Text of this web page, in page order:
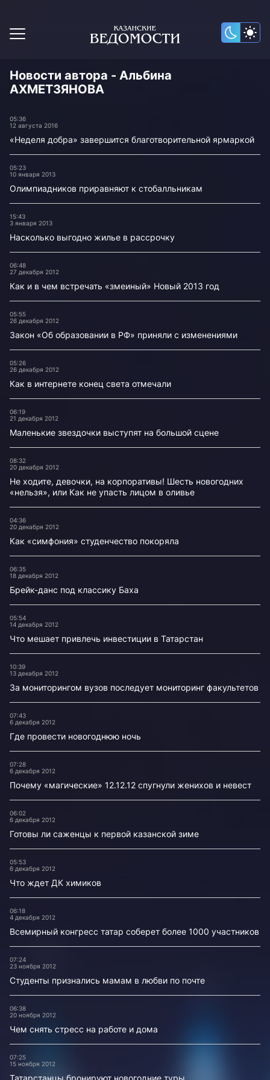
Новости автора - Альбина
АХМЕТЗЯНОВА
05:36
12 августа 2016
«Неделя добра» завершится благотворительной ярмаркой
05:23
10 января 2013
Олимпиадников приравняют к стобалльникам
15:43
3 января 2013
Насколько выгодно жилье в рассрочку
06:48
27 декабря 2012
Как и в чем встречать «змеиный» Новый 2013 год
05:55
26 декабря 2012
Закон «Об образовании в РФ» приняли с изменениями
05:26
26 декабря 2012
Как в интернете конец света отмечали
06:19
21 декабря 2012
Маленькие звездочки выступят на большой сцене
08:32
20 декабря 2012
Не ходите, девочки, на корпоративы! Шесть новогодних
«нельзя», или Как не упасть лицом в оливье
04:36
20 декабря 2012
Как «симфония» студенчество покоряла
06:35
18 декабря 2012
Брейк-данс под классику Баха
05:54
14 декабря 2012
Что мешает привлечь инвестиции в Татарстан
10:39
13 декабря 2012
За мониторингом вузов последует мониторинг факультетов
07:43
6 декабря 2012
Где провести новогоднюю ночь
07:28
6 декабря 2012
Почему «магические» 12.12.12 спугнули женихов и невест
06:02
6 декабря 2012
Готовы ли саженцы к первой казанской зиме
05:53
6 декабря 2012
Что ждет ДК химиков
06:18
4 декабря 2012
Всемирный конгресс татар соберет более 1000 участников
07:24
23 ноября 2012
Студенты признались мамам в любви по почте
06:38
20 ноября 2012
Чем снять стресс на работе и дома
07:25
15 ноября 2012
Татарстанцы бронируют новогодние туры